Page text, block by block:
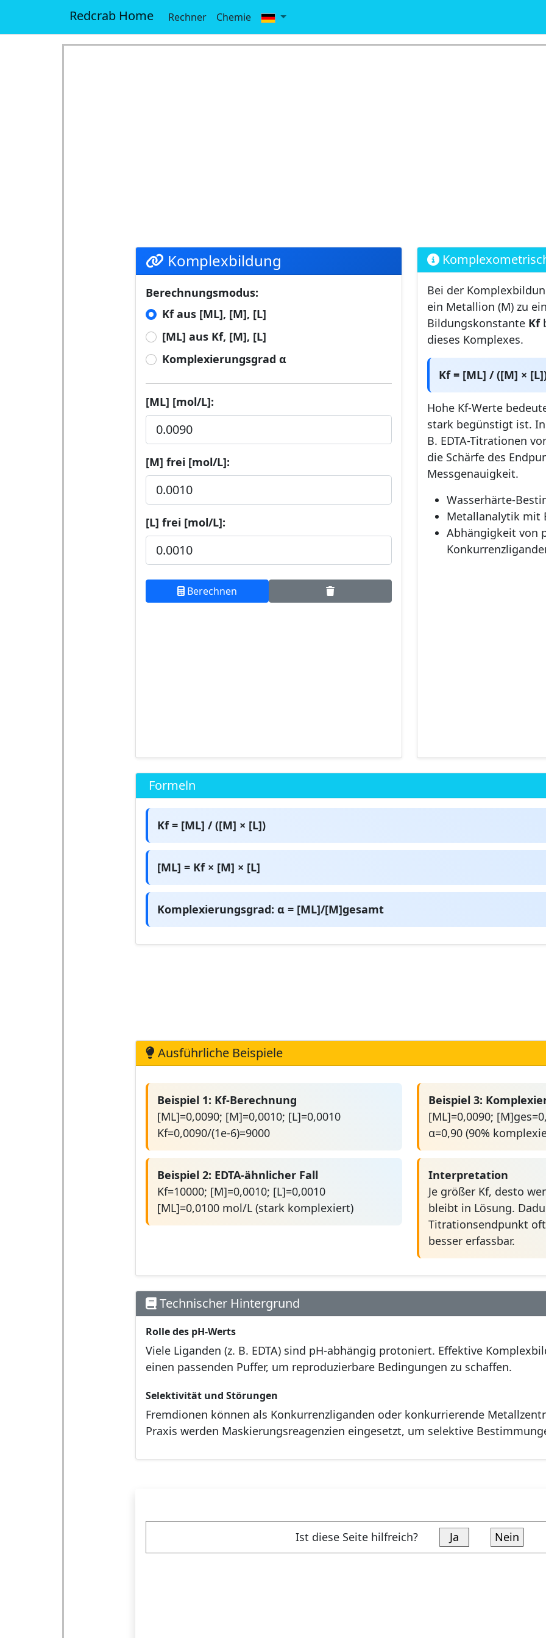
Redcrab Home Rechner Chemie
Komplexbildung
Berechnungsmodus:
Kf aus [ML], [M], [L]
[ML] aus Kf, [M], [L]
Komplexierungsgrad α
[ML] [mol/L]:
[M] frei [mol/L]:
[L] frei [mol/L]:
Berechnen
Bei der
ein Metallion (M) zu
Bildungskonstante Kf
dieses Komplexes.
Kf = [ML] / ([M] ×
Hohe Kf-Werte
stark begünstigt ist.
B. EDTA-Titrationen
die Schärfe des
Messgenauigkeit.
Wasserhärte-
Metallanalytik mit
Abhängigkeit von
Formeln
Kf = [ML] / ([M] × [L])
[ML] = Kf × [M] × [L]
Komplexierungsgrad: α = [ML]/[M]gesamt
Ausführliche Beispiele
Beispiel 1: Kf-Berechnung
[ML]=0,0090; [M]=0,0010; [L]=0,0010
Kf=0,0090/(1e-6)=9000
Beispiel 2: EDTA-ähnlicher Fall
Kf=10000; [M]=0,0010; [L]=0,0010
[ML]=0,0100 mol/L (stark komplexiert)
Beispiel 3:
[ML]=0,0090;
α=0,90 (90%
Interpretation
Je größer Kf, desto
bleibt in Lösung.
Titrationsendpunkt
besser erfassbar.
Technischer Hintergrund
Rolle des pH-Werts
Viele Liganden (z. B. EDTA) sind pH-abhängig protoniert. Effektive
einen passenden Puffer, um reproduzierbare Bedingungen zu schaffen.
Selektivität und Störungen
Fremdionen können als Konkurrenzliganden oder konkurrierende
Praxis werden Maskierungsreagenzien eingesetzt, um selektive
Ist diese Seite hilfreich? Ja Nein